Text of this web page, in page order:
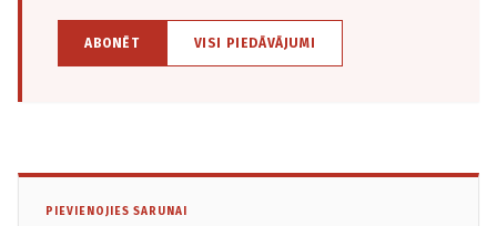
ABONĒT VISI PIEDĀVĀJUMI
PIEVIENOJIES SARUNAI